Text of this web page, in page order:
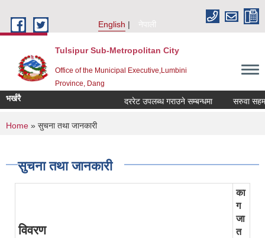
English
नेपाली
Tulsipur Sub-Metropolitan City
Office of the Municipal Executive,Lumbini
Province, Dang
भर्खरै दररेट उपलब्ध गराउने सम्बन्धमा सरुवा
You are here
Home » सुचना तथा जानकारी
सुचना तथा जानकारी
विवरण
का
ग
जा
त